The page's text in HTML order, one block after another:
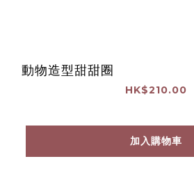
動物造型甜甜圈
HK$210.00
加入購物車